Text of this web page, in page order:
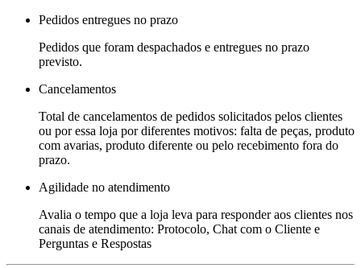
Pedidos entregues no prazo
Pedidos que foram despachados e entregues no prazo
previsto.
Cancelamentos
Total de cancelamentos de pedidos solicitados pelos clientes
ou por essa loja por diferentes motivos: falta de peças, produto
com avarias, produto diferente ou pelo recebimento fora do
prazo.
Agilidade no atendimento
Avalia o tempo que a loja leva para responder aos clientes nos
canais de atendimento: Protocolo, Chat com o Cliente e
Perguntas e Respostas